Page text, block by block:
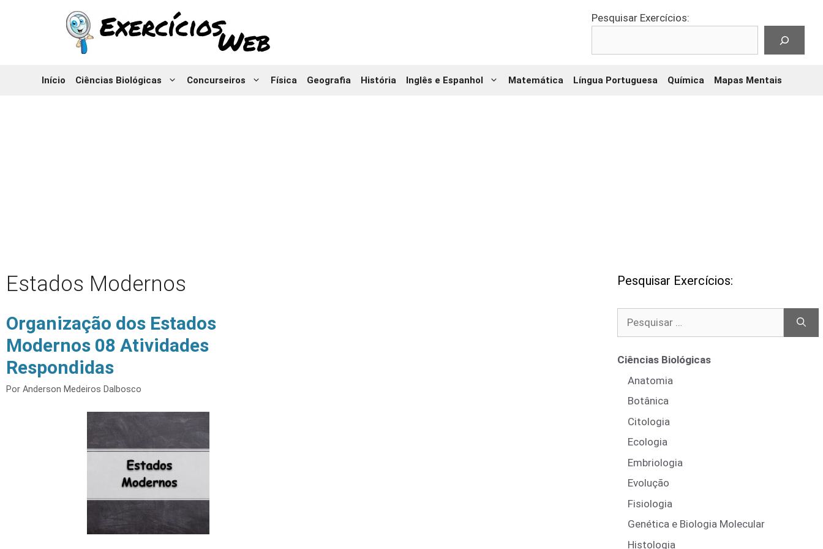
Pesquisar Exercícios:
Início Ciências Biológicas Concurseiros Física Geografia História Inglês e Espanhol Matemática Língua Portuguesa Química Mapas Mentais
Estados Modernos
Organização dos Estados
Modernos 08 Atividades
Respondidas
Por Anderson Medeiros Dalbosco
Pesquisar Exercícios:
Ciências Biológicas
Anatomia
Botânica
Citologia
Ecologia
Embriologia
Evolução
Fisiologia
Genética e Biologia Molecular
Histologia